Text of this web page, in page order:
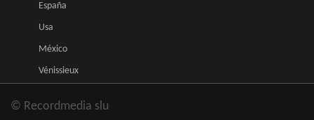
España
Usa
México
Vénissieux
© Recordmedia slu